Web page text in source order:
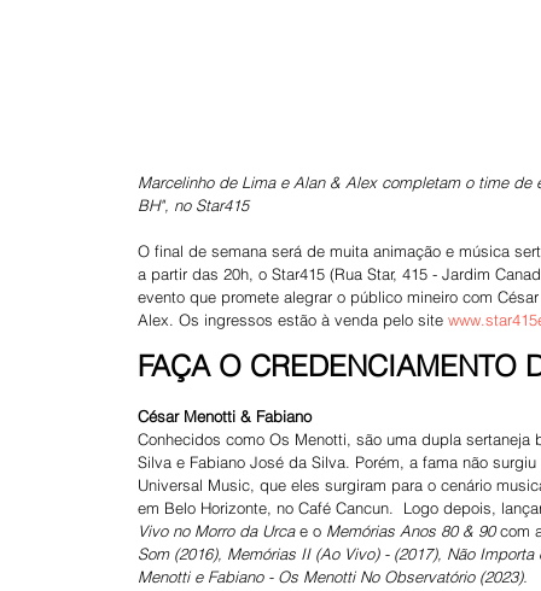
Marcelinho de Lima e Alan & Alex completam o time
BH", no Star415
O final de semana será de muita animação e música
a partir das 20h, o Star415 (Rua Star, 415 - Jardim
evento que promete alegrar o público mineiro com
Alex. Os ingressos estão à venda pelo site
FAÇA O CREDENCIAMENTO
César Menotti & Fabiano
Conhecidos como Os Menotti, são uma dupla
Silva e Fabiano José da Silva. Porém, a fama não
Universal Music, que eles surgiram para o cenário
em Belo Horizonte, no Café Cancun.  Logo depois,
Vivo no Morro da Urca e o Memórias Anos 80 & 90 com
Som (2016), Memórias II (Ao Vivo) - (2017), Não
Menotti e Fabiano - Os Menotti No Observatório (2023).